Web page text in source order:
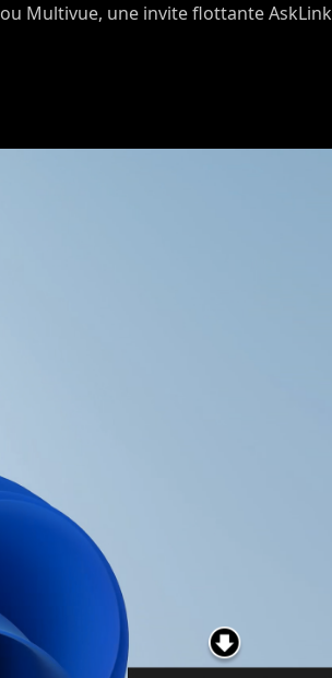
Multivue, une invite flottante AskLink